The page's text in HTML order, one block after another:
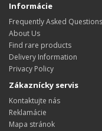
Informácie
Frequently Asked Questions
About Us
Find rare products
Delivery Information
Privacy Policy
Zákaznícky servis
Kontaktujte nás
Reklamácie
Mapa stránok